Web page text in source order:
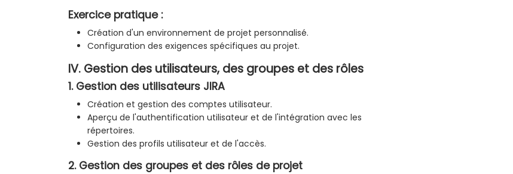
Exercice pratique :
Création d'un environnement de projet personnalisé.
Configuration des exigences spécifiques au projet.
IV. Gestion des utilisateurs, des groupes et des rôles
1. Gestion des utilisateurs JIRA
Création et gestion des comptes utilisateur.
Aperçu de l'authentification utilisateur et de l'intégration avec les
répertoires.
Gestion des profils utilisateur et de l'accès.
2. Gestion des groupes et des rôles de projet